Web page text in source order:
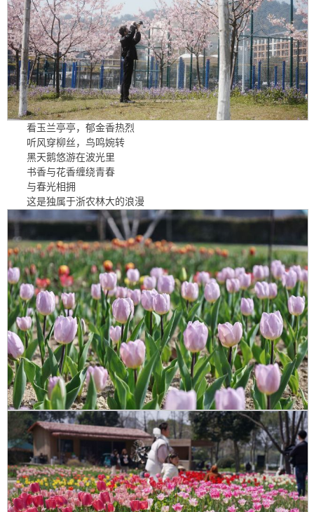
看玉兰亭亭，郁金香热烈
听风穿柳丝，鸟鸣婉转
黑天鹅悠游在波光里
书香与花香缠绕青春
与春光相拥
这是独属于浙农林大的浪漫